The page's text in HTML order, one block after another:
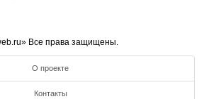
Все права защищены.
О проекте
Контакты